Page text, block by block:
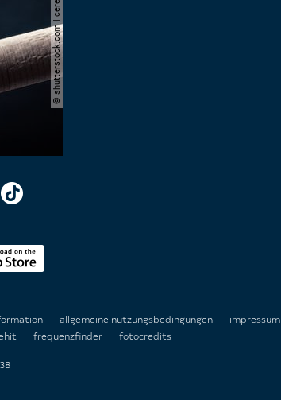
© shutterstock.com | cerevonstudio
allgemeine nutzungsbedingungen
impressum
frequenzfinder fotocredits